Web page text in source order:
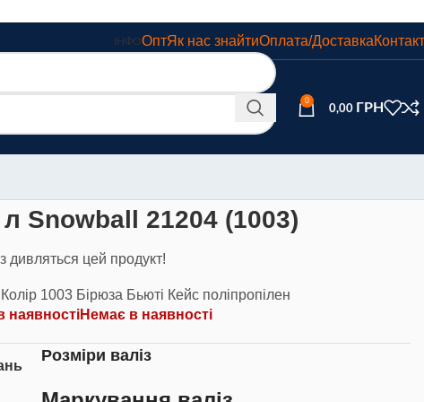
ІНФО Оплата/Доставка
Як нас знайти
Опт
0
0,00
Snowball 21204 (1003)
дивляться цей продукт!
1003 Бірюза Бьюті Кейс поліпропілен
наявностіНемає в наявності
Розміри валіз